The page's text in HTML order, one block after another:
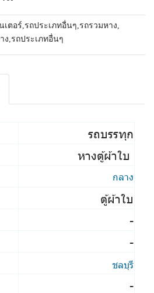
เตอร์,รถประเภทอื่นๆ,รถรวมหาง,
ง,รถประเภทอื่นๆ
รถบรรทุก
หางตู้ผ้าใบ
กลาง
ตู้ผ้าใบ
-
-
ชลบุรี
-